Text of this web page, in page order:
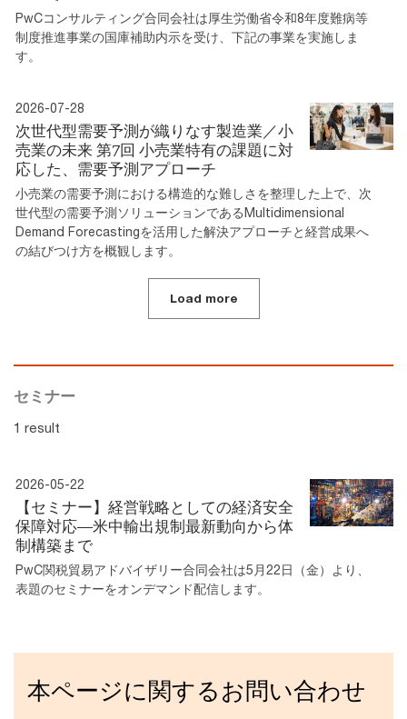
PwCコンサルティング合同会社は厚生労働省令和8年度難病等
制度推進事業の国庫補助内示を受け、下記の事業を実施しま
す。
2026-07-28
次世代型需要予測が織りなす製造業／小
売業の未来 第7回 小売業特有の課題に対
応した、需要予測アプローチ
小売業の需要予測における構造的な難しさを整理した上で、次
世代型の需要予測ソリューションであるMultidimensional
Demand Forecastingを活用した解決アプローチと経営成果へ
の結びつけ方を概観します。
Load more
セミナー
1 result
2026-05-22
【セミナー】経営戦略としての経済安全
保障対応―米中輸出規制最新動向から体
制構築まで
PwC関税貿易アドバイザリー合同会社は5月22日（金）より、
表題のセミナーをオンデマンド配信します。
本ページに関するお問い合わせ